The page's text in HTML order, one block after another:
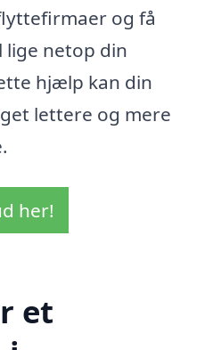
og få
lige netop din
hjælp kan din
lettere og mere
her!
et